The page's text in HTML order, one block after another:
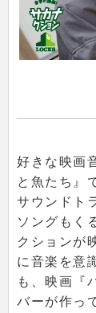
好きな映画
と魚たち』
サウンドト
ソングもく
クションが
に音楽を意
も、映画『
バーが作っ